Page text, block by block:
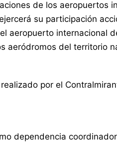
de los aeropuertos
su participación
aeropuerto internacional
aeródromos del territorio
por el
dependencia